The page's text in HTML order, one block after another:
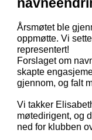
Årsmøtet ble
oppmøtte. Vi
representert!
Forslaget om
skapte
gjennom, og falt
Vi takker
møtedirigent, og
ned for klubben